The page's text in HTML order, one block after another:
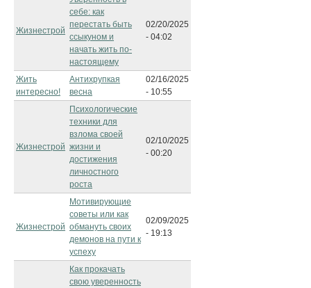
Жизнестрой
себе: как
перестать быть
ссыкуном и
начать жить по-
настоящему
02/20/2025
- 04:02
Жить
интересно!
Антихрупкая
весна
02/16/2025
- 10:55
Жизнестрой
Психологические
техники для
взлома своей
жизни и
достижения
личностного
роста
02/10/2025
- 00:20
Жизнестрой
Мотивирующие
советы или как
обмануть своих
демонов на пути к
успеху
02/09/2025
- 19:13
Как прокачать
свою уверенность